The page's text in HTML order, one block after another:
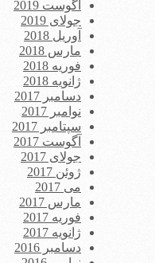
آگوست 2019
جولای 2019
آوریل 2018
مارس 2018
فوریه 2018
ژانویه 2018
دسامبر 2017
نوامبر 2017
سپتامبر 2017
آگوست 2017
جولای 2017
ژوئن 2017
می 2017
مارس 2017
فوریه 2017
ژانویه 2017
دسامبر 2016